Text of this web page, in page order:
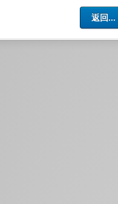
返回...